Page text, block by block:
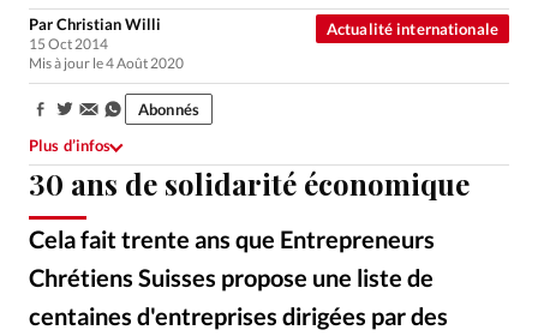
Monde
Opinions
Tous les articles
Faire un don
Emploi
Se connecter
30 ans de solidarité économique
Cela fait trente ans que Entrepreneurs
Chrétiens Suisses propose une liste de
centaines d'entreprises dirigées par des
Actualité internationale
ParChristian Willi
15 Oct 2014
Mis à jour le 4 Août 2020
Partager:
Abonnés
Plus d’infos